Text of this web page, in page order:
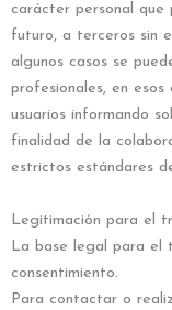
carácter personal que
futuro, a terceros sin
algunos casos se
profesionales, en
usuarios informando
finalidad de la
estrictos estándares
Legitimación para el
La base legal para el
consentimiento.
Para contactar o